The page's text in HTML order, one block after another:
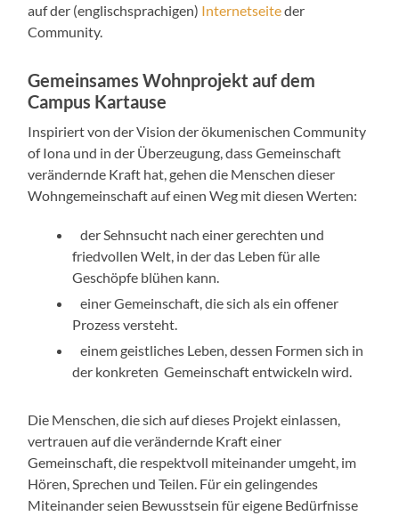
auf der (englischsprachigen) Internetseiteder
Community.
Gemeinsames Wohnprojekt auf dem
Campus Kartause
Inspiriert von der Vision der ökumenischen Community
of Iona und in der Überzeugung, dass Gemeinschaft
verändernde Kraft hat, gehen die Menschen dieser
Wohngemeinschaft auf einen Weg mit diesen Werten:
der Sehnsucht nach einer gerechten und
friedvollen Welt, in der das Leben für alle
Geschöpfe blühen kann.
einer Gemeinschaft, die sich als ein offener
Prozess versteht.
einem geistliches Leben, dessen Formen sich in
der konkreten Gemeinschaft entwickeln wird.
Die Menschen, die sich auf dieses Projekt einlassen,
vertrauen auf die verändernde Kraft einer
Gemeinschaft, die respektvoll miteinander umgeht, im
Hören, Sprechen und Teilen. Für ein gelingendes
Miteinander seien Bewusstsein für eigene Bedürfnisse